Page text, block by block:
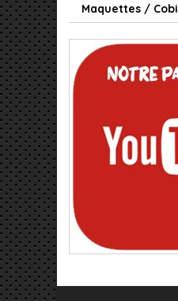
Maquettes / Cobi